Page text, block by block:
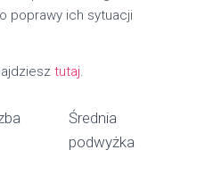
poprawy ich sytuacji
tutaj.
Średnia
podwyżka